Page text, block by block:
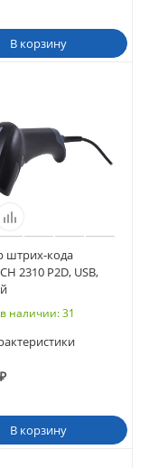
В корзину
штрих-кода
2310 P2D, USB,
наличии: 31
В корзину